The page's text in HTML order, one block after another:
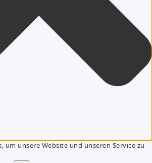
um unsere Website und unseren Service zu